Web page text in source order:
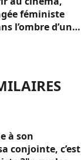
féministe
l’ombre d’un
de la
à son
conjointe, c’est